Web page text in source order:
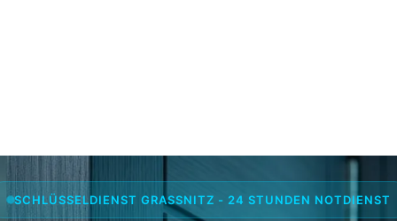
SCHLÜSSELDIENST GRASSNITZ - 24 STUNDEN NOTDIENST